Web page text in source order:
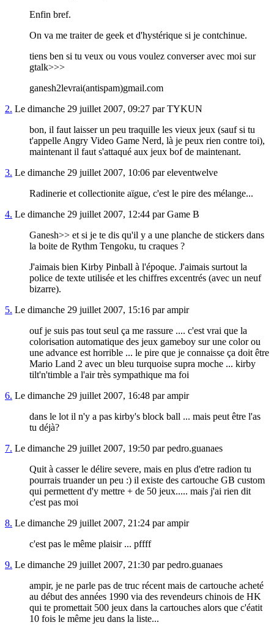
Enfin bref.
On va me traiter de geek et d'hystérique si je contchinue.
tiens ben si tu veux ou vous voulez converser avec moi sur
gtalk>>>
ganesh2levrai(antispam)gmail.com
2. Le dimanche 29 juillet 2007, 09:27 par TYKUN
bon, il faut laisser un peu traquille les vieux jeux (sauf si tu
t'appelle Angry Video Game Nerd, là je peux rien contre toi),
maintenant il faut s'attaqué aux jeux bof de maintenant.
3. Le dimanche 29 juillet 2007, 10:06 par eleventwelve
Radinerie et collectionite aïgue, c'est le pire des mélange...
4. Le dimanche 29 juillet 2007, 12:44 par Game B
Ganesh>> et si je te dis qu'il y a une planche de stickers dans
la boite de Rythm Tengoku, tu craques ?
J'aimais bien Kirby Pinball à l'époque. J'aimais surtout la
police de texte utilisée et les chiffres excentrés (avec un neuf
bizarre).
5. Le dimanche 29 juillet 2007, 15:16 par ampir
ouf je suis pas tout seul ça me rassure .... c'est vrai que la
colorisation automatique des jeux gameboy sur une color ou
une advance est horrible ... le pire que je connaisse ça doit être
Mario Land 2 avec un bleu turquoise supra moche ... kirby
tilt'n'timble a l'air très sympathique ma foi
6. Le dimanche 29 juillet 2007, 16:48 par ampir
dans le lot il n'y a pas kirby's block ball ... mais peut être l'as
tu déjà?
7. Le dimanche 29 juillet 2007, 19:50 par pedro.guanaes
Quit à casser le délire severe, mais en plus d'etre radion tu
pourrais truander un peu :) il existe des cartouche GB custom
qui permettent d'y mettre + de 50 jeux..... mais j'ai rien dit
c'est pas moi
8. Le dimanche 29 juillet 2007, 21:24 par ampir
c'est pas le même plaisir ... pffff
9. Le dimanche 29 juillet 2007, 21:30 par pedro.guanaes
ampir, je ne parle pas de truc récent mais de cartouche acheté
au début des années 1990 via des revendeurs chinois de HK
qui te promettait 500 jeux dans la cartouches alors que c'éatit
10 fois le même jeu dans la liste...